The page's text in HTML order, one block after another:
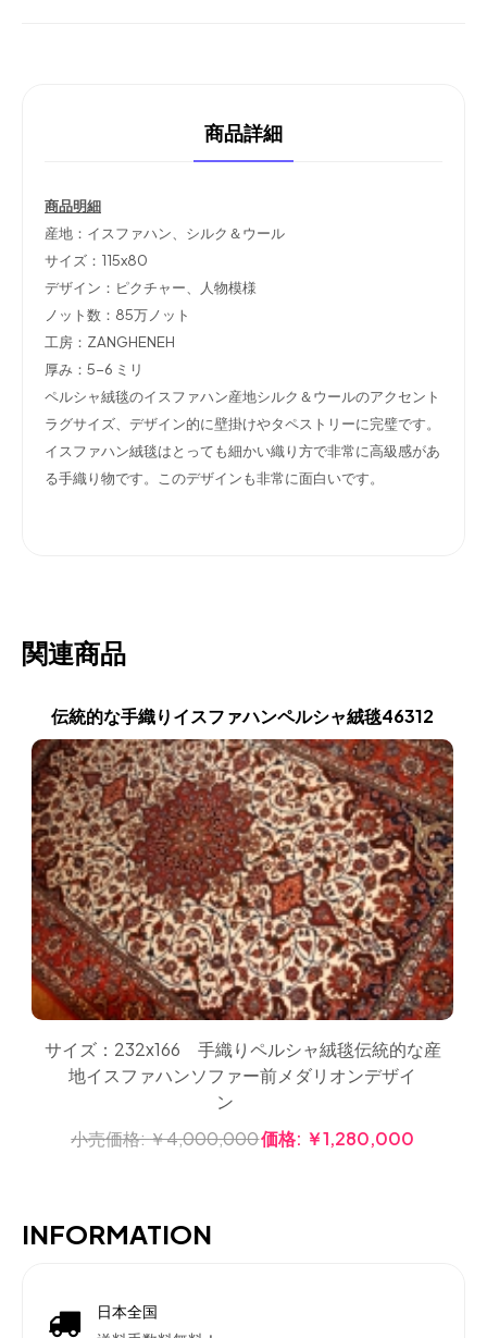
商品詳細
商品明細
産地：イスファハン、シルク＆ウール
サイズ：115x80
デザイン：ピクチャー、人物模様
ノット数：85万ノット
工房：ZANGHENEH
厚み：5-6 ミリ
ペルシャ絨毯のイスファハン産地シルク＆ウールのアクセント
ラグサイズ、デザイン的に壁掛けやタペストリーに完璧です。
イスファハン絨毯はとっても細かい織り方で非常に高級感があ
る手織り物です。このデザインも非常に面白いです。
関連商品
伝統的な手織りイスファハンペルシャ絨毯46312
サイズ：232x166 手織りペルシャ絨毯伝統的な産
地イスファハンソファー前メダリオンデザイ
ン
小売価格:￥4,000,000価格: ￥1,280,000
INFORMATION
日本全国